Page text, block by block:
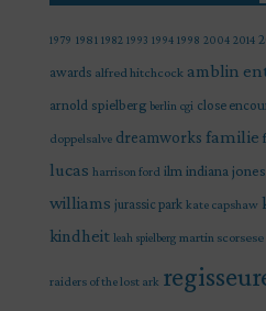
1979 1981 1982 1993 1994 1998 2004 2014
awards alfred hitchcock amblin
arnold spielberg berlin cgi close
doppelsalve dreamworks familie
lucas harrison ford ilm indiana jones
williams jurassic park kate capshaw
kindheit leah spielberg martin scorsese
raiders of the lost ark